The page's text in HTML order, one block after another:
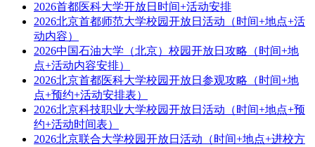
2026首都医科大学开放日时间+活动安排
2026北京首都师范大学校园开放日活动（时间+地点+活
动内容）
2026中国石油大学（北京）校园开放日攻略（时间+地
点+活动内容安排）
2026北京首都医科大学校园开放日参观攻略（时间+地
点+预约+活动安排表）
2026北京科技职业大学校园开放日活动（时间+地点+预
约+活动时间表）
2026北京联合大学校园开放日活动（时间+地点+进校方